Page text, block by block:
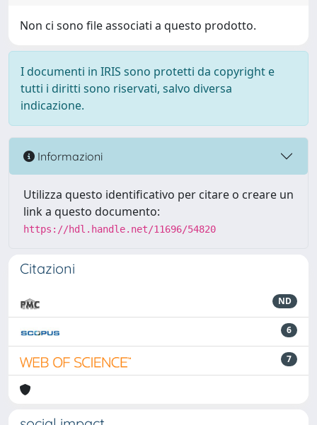
Non ci sono file associati a questo prodotto.
I documenti in IRIS sono protetti da copyright e
tutti i diritti sono riservati, salvo diversa
indicazione.
Informazioni
Utilizza questo identificativo per citare o creare un
link a questo documento:
https://hdl.handle.net/11696/54820
Citazioni
ND
6
7